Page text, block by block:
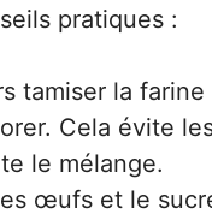
pratiques :
tamiser la
Cela évite
le mélange.
œufs et le